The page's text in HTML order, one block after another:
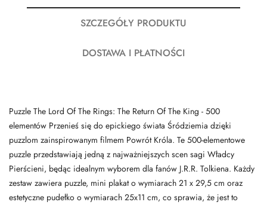
SZCZEGÓŁY PRODUKTU
DOSTAWA I PŁATNOŚCI
Puzzle The Lord Of The Rings: The Return Of The King - 500
elementów Przenieś się do epickiego świata Śródziemia dzięki
puzzlom zainspirowanym filmem Powrót Króla. Te 500-elementowe
puzzle przedstawiają jedną z najważniejszych scen sagi Władcy
Pierścieni, będąc idealnym wyborem dla fanów J.R.R. Tolkiena. Każdy
zestaw zawiera puzzle, mini plakat o wymiarach 21 x 29,5 cm oraz
estetyczne pudełko o wymiarach 25x11 cm, co sprawia, że jest to